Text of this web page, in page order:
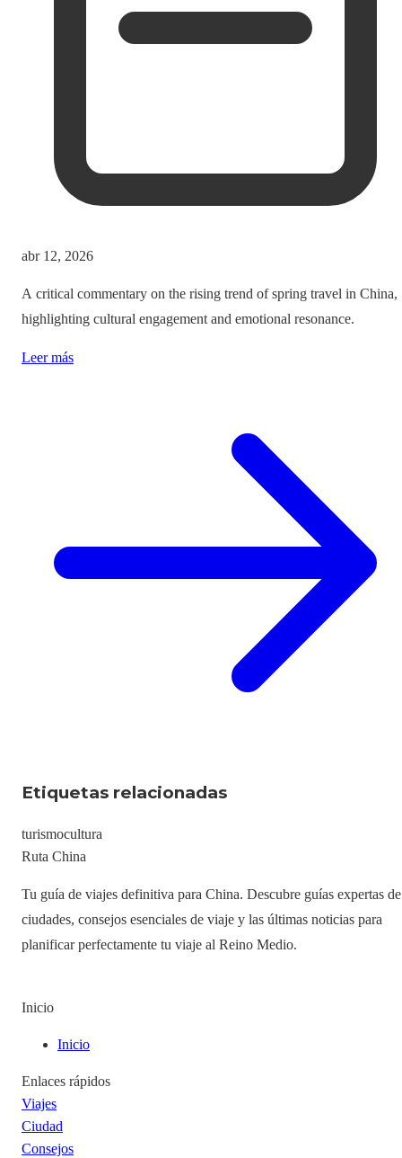
abr 12, 2026
A critical commentary on the rising trend of spring travel in China,
highlighting cultural engagement and emotional resonance.
Leer más
Etiquetas relacionadas
turismocultura
Ruta China
Tu guía de viajes definitiva para China. Descubre guías expertas de
ciudades, consejos esenciales de viaje y las últimas noticias para
planificar perfectamente tu viaje al Reino Medio.
Inicio
Inicio
Enlaces rápidos
Viajes
Ciudad
Consejos